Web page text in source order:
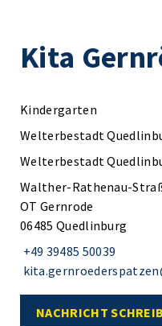
Kita
Kindergarten
Welterbestadt
Welterbestadt
Walther-Rathenau-
OT Gernrode
06485 Quedlinburg
+49 39485 50039
NACHRICHT